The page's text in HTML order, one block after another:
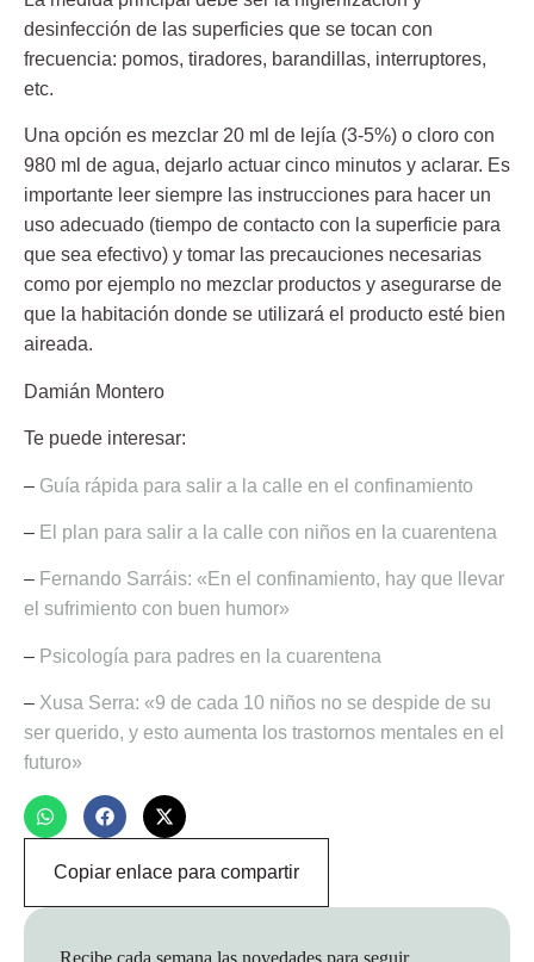
desinfección de las superficies que se tocan con
frecuencia: pomos, tiradores, barandillas, interruptores,
etc.
Una opción es mezclar 20 ml de lejía (3-5%) o cloro con
980 ml de agua, dejarlo actuar cinco minutos y aclarar. Es
importante leer siempre las instrucciones para hacer un
uso adecuado (tiempo de contacto con la superficie para
que sea efectivo) y tomar las precauciones necesarias
como por ejemplo no mezclar productos y asegurarse de
que la habitación donde se utilizará el producto esté bien
aireada.
Damián Montero
Te puede interesar:
– Guía rápida para salir a la calle en el confinamiento
– El plan para salir a la calle con niños en la cuarentena
– Fernando Sarráis: «En el confinamiento, hay que llevar
el sufrimiento con buen humor»
– Psicología para padres en la cuarentena
– Xusa Serra: «9 de cada 10 niños no se despide de su
ser querido, y esto aumenta los trastornos mentales en el
futuro»
Copiar enlace para compartir
Recibe cada semana las novedades para seguir